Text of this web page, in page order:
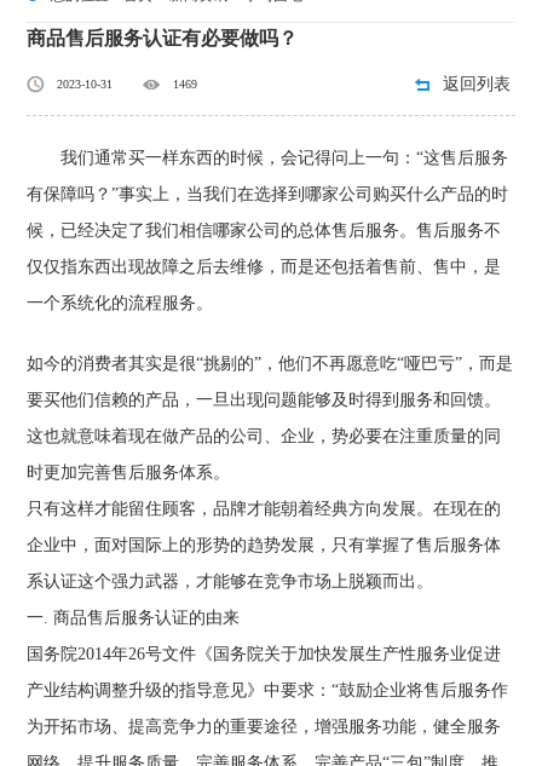
商品售后服务认证有必要做吗？
2023-10-31 1469 返回列表
我们通常买一样东西的时候，会记得问上一句：“这售后服务
有保障吗？”事实上，当我们在选择到哪家公司购买什么产品的时
候，已经决定了我们相信哪家公司的总体售后服务。售后服务不
仅仅指东西出现故障之后去维修，而是还包括着售前、售中，是
一个系统化的流程服务。
如今的消费者其实是很“挑剔的”，他们不再愿意吃“哑巴亏”，而是
要买他们信赖的产品，一旦出现问题能够及时得到服务和回馈。
这也就意味着现在做产品的公司、企业，势必要在注重质量的同
时更加完善售后服务体系。
只有这样才能留住顾客，品牌才能朝着经典方向发展。在现在的
企业中，面对国际上的形势的趋势发展，只有掌握了售后服务体
系认证这个强力武器，才能够在竞争市场上脱颖而出。
一. 商品售后服务认证的由来
国务院2014年26号文件《国务院关于加快发展生产性服务业促进
产业结构调整升级的指导意见》中要求：“鼓励企业将售后服务作
为开拓市场、提高竞争力的重要途径，增强服务功能，健全服务